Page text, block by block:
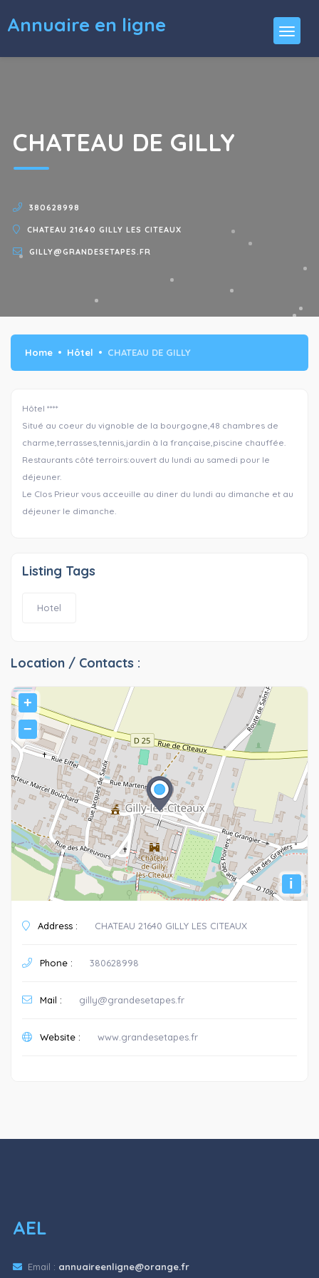
Annuaire en ligne
CHATEAU DE GILLY
380628998
CHATEAU 21640 GILLY LES CITEAUX
GILLY@GRANDESETAPES.FR
Home Hôtel CHATEAU DE GILLY
Hôtel ****
Situé au coeur du vignoble de la bourgogne,48 chambres de
charme,terrasses,tennis,jardin à la française,piscine chauffée.
Restaurants côté terroirs:ouvert du lundi au samedi pour le
déjeuner.
Le Clos Prieur vous acceuille au diner du lundi au dimanche et au
déjeuner le dimanche.
Listing Tags
Hotel
Location / Contacts :
+
−
i
Address : CHATEAU 21640 GILLY LES CITEAUX
Phone : 380628998
Mail : gilly@grandesetapes.fr
Website : www.grandesetapes.fr
AEL
Email : annuaireenligne@orange.fr